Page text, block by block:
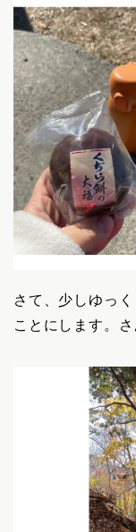
さて、少しゆっ
ことにします。